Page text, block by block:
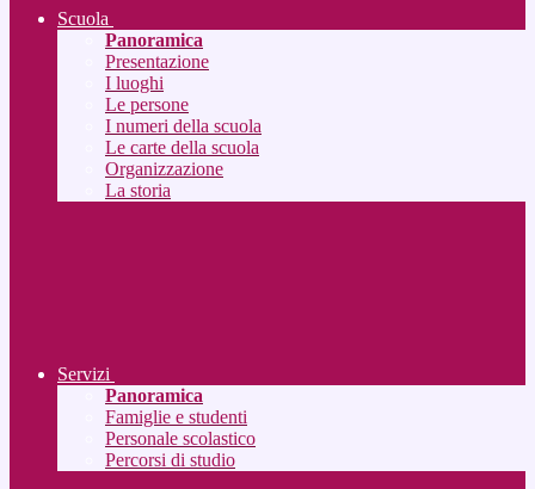
Scuola
Panoramica
Presentazione
I luoghi
Le persone
I numeri della scuola
Le carte della scuola
Organizzazione
La storia
Servizi
Panoramica
Famiglie e studenti
Personale scolastico
Percorsi di studio